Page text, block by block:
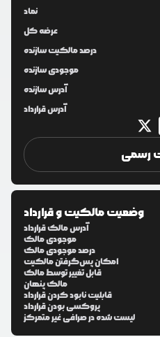
نماد
عرضه کل
درصد مالکیت سازنده
موجودی سازنده
آدرس سازنده
آدرس قرارداد
رسمی
وضعیت مالکیت و قرارداد
آدرس مالک قرارداد
موجودی مالک
درصد موجودی مالک
امکان پس‌گرفتن مالکیت
قابل تغییر توسط مالک
مالک پنهان
قابلیت نابود کردن قرارداد
پروکسی بودن قرارداد
لیست شده در صرافی غیر متمرکز